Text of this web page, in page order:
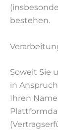
bestehen.
Soweit Sie
in
Ihren